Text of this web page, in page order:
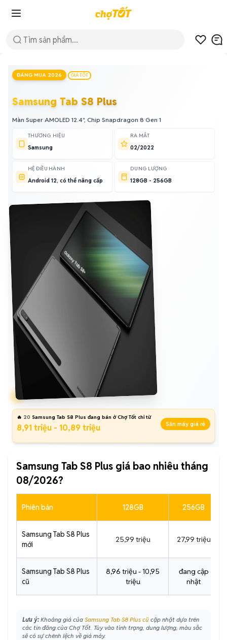
ĐÁNG MUA 2026 GIÁ TỐT
Samsung Tab S8 Plus
Màn Super AMOLED 12.4", Chip Snapdragon 8 Gen 1
THƯƠNG HIỆU
Samsung
RA MẮT
02/2022
HỆ ĐIỀU HÀNH
Android 12, có thể nâng cấp
DUNG LƯỢNG
128GB - 256GB
🔥 20 Samsung Tab S8 Plus đang bán ở Chợ Tốt chỉ từ
8,91 triệu - 10,89 triệu Săn máy giá rẻ
Samsung Tab S8 Plus giá bao nhiêu tháng
08/2026?
Phiên bản 128GB 256GB
Samsung Tab S8 Plus
mới
25,99 triệu 27,99 triệu
Samsung Tab S8 Plus
cũ
8,96 triệu - 10,95
triệu
đang cập
nhật
Lưu ý: Khoảng giá của Samsung Tab S8 Plus cũ cập nhật dựa trên
các tin đăng của Chợ Tốt. Tùy vào tình trạng, dung lượng, màu sắc
sẽ có sự chênh lệch về giá máy.